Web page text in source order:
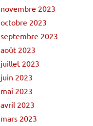
novembre 2023
octobre 2023
septembre 2023
août 2023
juillet 2023
juin 2023
mai 2023
avril 2023
mars 2023